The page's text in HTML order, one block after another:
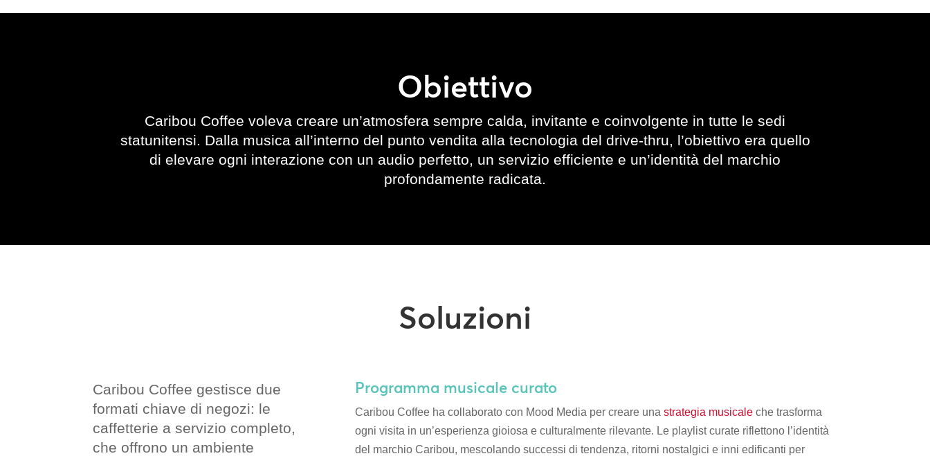
Obiettivo
Caribou Coffee voleva creare un’atmosfera sempre calda, invitante e coinvolgente in tutte le sedi
statunitensi. Dalla musica all’interno del punto vendita alla tecnologia del drive-thru, l’obiettivo era quello
di elevare ogni interazione con un audio perfetto, un servizio efficiente e un’identità del marchio
profondamente radicata.
Soluzioni
Caribou Coffee gestisce due
formati chiave di negozi: le
caffetterie a servizio completo,
che offrono un ambiente
Programma musicale curato
Caribou Coffee ha collaborato con Mood Media per creare una strategia musicaleche trasforma
ogni visita in un’esperienza gioiosa e culturalmente rilevante. Le playlist curate riflettono l’identità
del marchio Caribou, mescolando successi di tendenza, ritorni nostalgici e inni edificanti per